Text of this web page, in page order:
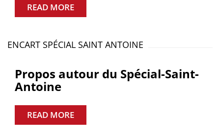
READ MORE
ENCART SPÉCIAL SAINT ANTOINE
Propos autour du Spécial-Saint-
Antoine
READ MORE